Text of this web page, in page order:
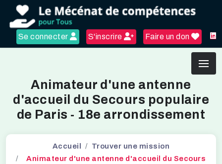
Se connecter S'inscrire Faire un don
Animateur d'une antenne
d'accueil du Secours populaire
de Paris - 18e arrondissement
Accueil
Trouver une mission
Animateur d'une antenne d'accueil du Secours